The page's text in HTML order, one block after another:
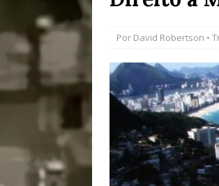
Por David Robertson •